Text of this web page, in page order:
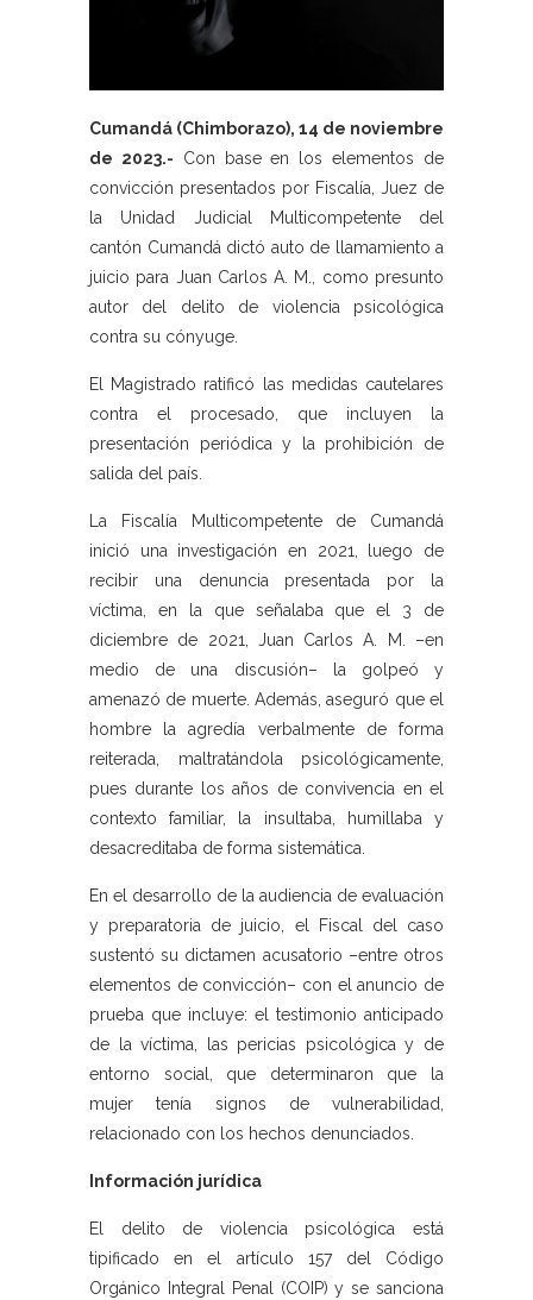
Cumandá (Chimborazo), 14 de noviembre
de 2023.- Con base en los elementos de
convicción presentados por Fiscalía, Juez de
la Unidad Judicial Multicompetente del
cantón Cumandá dictó auto de llamamiento a
juicio para Juan Carlos A. M., como presunto
autor del delito de violencia psicológica
contra su cónyuge.
El Magistrado ratificó las medidas cautelares
contra el procesado, que incluyen la
presentación periódica y la prohibición de
salida del país.
La Fiscalía Multicompetente de Cumandá
inició una investigación en 2021, luego de
recibir una denuncia presentada por la
víctima, en la que señalaba que el 3 de
diciembre de 2021, Juan Carlos A. M. –en
medio de una discusión– la golpeó y
amenazó de muerte. Además, aseguró que el
hombre la agredía verbalmente de forma
reiterada, maltratándola psicológicamente,
pues durante los años de convivencia en el
contexto familiar, la insultaba, humillaba y
desacreditaba de forma sistemática.
En el desarrollo de la audiencia de evaluación
y preparatoria de juicio, el Fiscal del caso
sustentó su dictamen acusatorio –entre otros
elementos de convicción– con el anuncio de
prueba que incluye: el testimonio anticipado
de la víctima, las pericias psicológica y de
entorno social, que determinaron que la
mujer tenía signos de vulnerabilidad,
relacionado con los hechos denunciados.
Información jurídica
El delito de violencia psicológica está
tipificado en el artículo 157 del Código
Orgánico Integral Penal (COIP) y se sanciona